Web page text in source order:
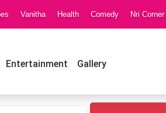
Vanitha Health Comedy Nri Corner
Entertainment Gallery